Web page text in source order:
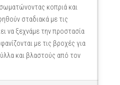
κοπριά και
σταδιακά με τις
να ξεχνάμε την προστασία
με τις βροχές για
και βλαστούς από τον